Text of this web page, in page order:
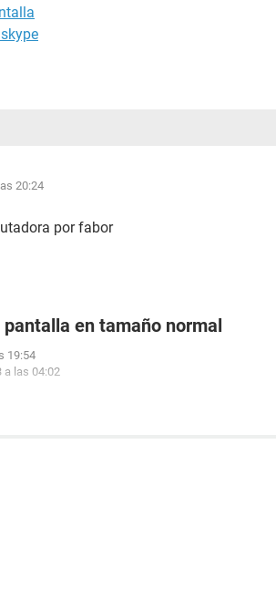
20:24
por fabor
en tamaño normal
19:54
a las 04:02